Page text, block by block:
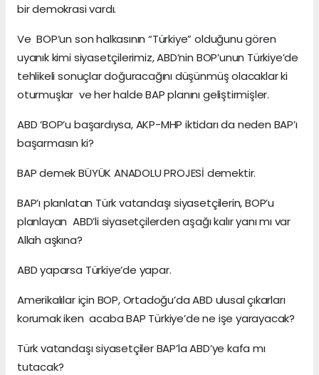
bir demokrasi vardı.
Ve BOP’un son halkasının “Türkiye” olduğunu gören
uyanık kimi siyasetçilerimiz, ABD’nin BOP’unun Türkiye’de
tehlikeli sonuçlar doğuracağını düşünmüş olacaklar ki
oturmuşlar ve her halde BAP planını geliştirmişler.
ABD ‘BOP’u başardıysa, AKP-MHP iktidarı da neden BAP’ı
başarmasın ki?
BAP demek BÜYÜK ANADOLU PROJESİ demektir.
BAP’ı planlatan Türk vatandaşı siyasetçilerin, BOP’u
planlayan ABD’li siyasetçilerden aşağı kalır yanı mı var
Allah aşkına?
ABD yaparsa Türkiye’de yapar.
Amerikalılar için BOP, Ortadoğu’da ABD ulusal çıkarları
korumak iken acaba BAP Türkiye’de ne işe yarayacak?
Türk vatandaşı siyasetçiler BAP’la ABD’ye kafa mı
tutacak?